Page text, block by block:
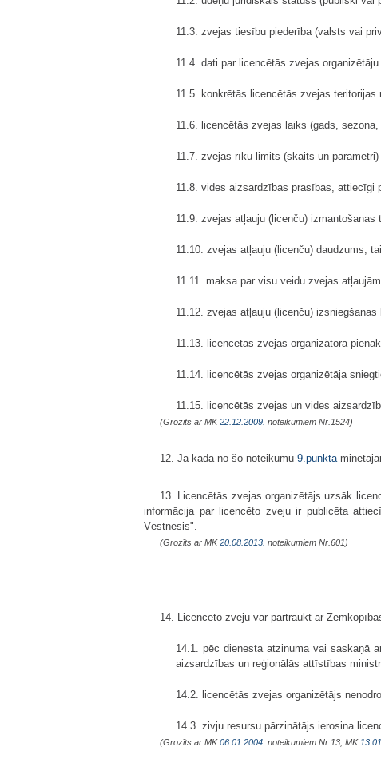
11.3. zvejas tiesību piederība (valsts vai
11.4. dati par licencētās zvejas
11.5. konkrētās licencētās zvejas teritorijas
11.6. licencētās zvejas laiks (gads,
11.7. zvejas rīku limits (skaits un
11.8. vides aizsardzības prasības, attiecīgi
11.9. zvejas atļauju (licenču)
11.10. zvejas atļauju (licenču) daudzums,
11.11. maksa par visu veidu zvejas
11.12. zvejas atļauju (licenču)
11.13. licencētās zvejas organizatora
11.14. licencētās zvejas organizētāja
11.15. licencētās zvejas un vides
(Grozīts ar MK22.12.2009. noteikumiem Nr.1524)
12. Ja kāda no šo noteikumu 9.punktā
13. Licencētās zvejas organizētājs uzsāk
informācija par licencēto zveju ir publicēta
Vēstnesis".
(Grozīts ar MK20.08.2013. noteikumiem Nr.601)
14. Licencēto zveju var pārtraukt ar
14.1. pēc dienesta atzinuma vai saskaņā
aizsardzības un reģionālās attīstības
14.2. licencētās zvejas organizētājs
14.3. zivju resursu pārzinātājs ierosina
(Grozīts ar MK06.01.2004. noteikumiem Nr.13; MK